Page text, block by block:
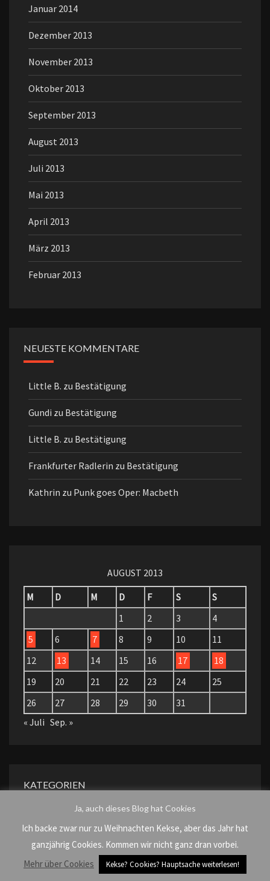
Januar 2014
Dezember 2013
November 2013
Oktober 2013
September 2013
August 2013
Juli 2013
Mai 2013
April 2013
März 2013
Februar 2013
NEUESTE KOMMENTARE
Little B. zu Bestätigung
Gundi zu Bestätigung
Little B. zu Bestätigung
Frankfurter Radlerin zu Bestätigung
Kathrin zu Punk goes Oper: Macbeth
AUGUST 2013
M
D M D F S
S
1
2 3
4
5
6 7 8 9 10
11
12
13 14 15 16 17
18
19
20 21 22 23 24
25
26
27 28 29 30
31
« Juli Sep. »
KATEGORIEN
AlleDürfen
Alles anders
Ja, auch dieses Blog hat Cookies
Ich backe zwar nur zu Weihnachten Kekse, aber das Jahr hat
ganzjährig Cookies. Kommen wir nicht ganz dran vorbei.
Mehr über Cookies
Kekse? Cookies? Hauptsache weiterlesen!